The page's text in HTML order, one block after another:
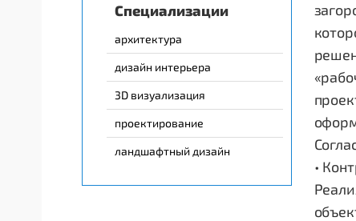
Специализации
архитектура
дизайн интерьера
3D визуализация
проектирование
ландшафтный дизайн
•